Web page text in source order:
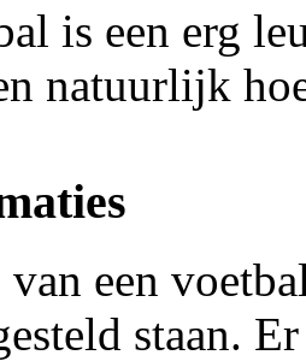
is een erg
natuurlijk
een
staan.